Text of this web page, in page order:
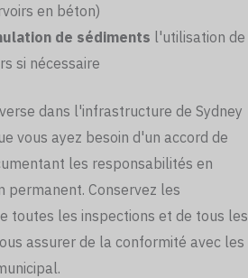
en béton)
de sédiments l'utilisation de
si nécessaire
dans l'infrastructure de Sydney
vous ayez besoin d'un accord de
les responsabilités en
permanent. Conservez les
toutes les inspections et de tous les
assurer de la conformité avec les